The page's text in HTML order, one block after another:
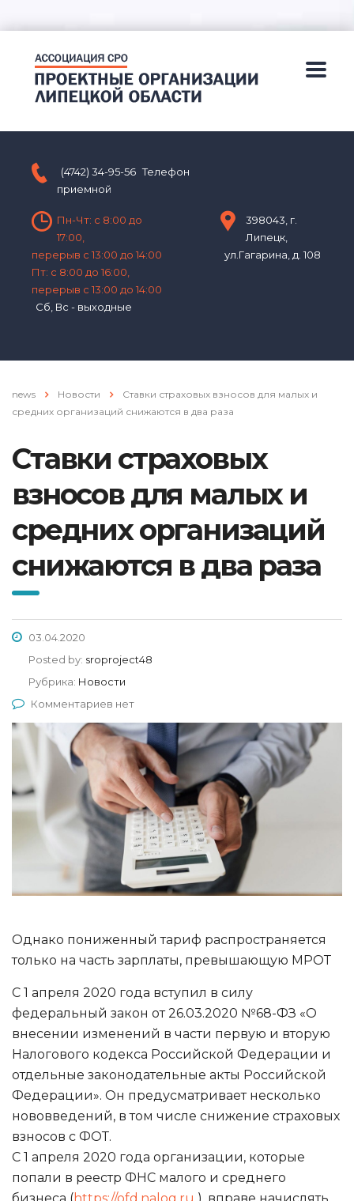
(4742) 34-95-56 Телефон
приемной
Пн-Чт: с 8:00 до
17:00,
перерыв с 13:00 до 14:00
Пт: с 8:00 до 16:00,
перерыв с 13:00 до 14:00
Сб, Вс - выходные
398043, г.
Липецк,
ул.Гагарина, д. 108
news Новости
Ставки страховых взносов для малых и
средних организаций снижаются в два раза
Ставки страховых
взносов для малых и
средних организаций
снижаются в два раза
03.04.2020
Posted by: sroproject48
Рубрика: Новости
Комментариев нет
Однако пониженный тариф распространяется
только на часть зарплаты, превышающую МРОТ
С 1 апреля 2020 года вступил в силу
федеральный закон от 26.03.2020 №68-ФЗ «О
внесении изменений в части первую и вторую
Налогового кодекса Российской Федерации и
отдельные законодательные акты Российской
Федерации». Он предусматривает несколько
нововведений, в том числе снижение страховых
взносов с ФОТ.
С 1 апреля 2020 года организации, которые
попали в реестр ФНС малого и среднего